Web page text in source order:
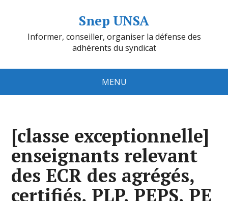
Snep UNSA
Informer, conseiller, organiser la défense des
adhérents du syndicat
MENU
[classe exceptionnelle]
enseignants relevant
des ECR des agrégés,
certifiés, PLP, PEPS, PE